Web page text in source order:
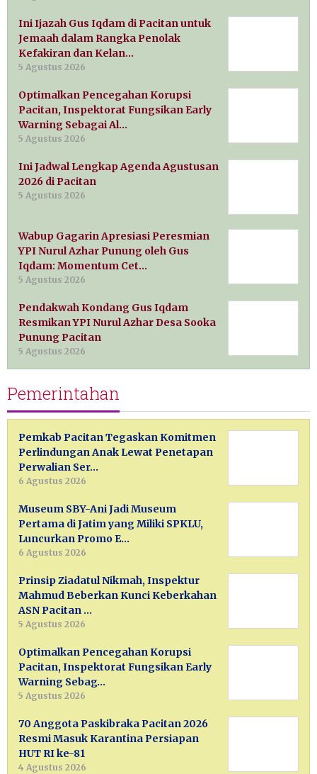
Ini Ijazah Gus Iqdam di Pacitan untuk
Jemaah dalam Rangka Penolak
Kefakiran dan Kelan…
5 Agustus 2026
Optimalkan Pencegahan Korupsi
Pacitan, Inspektorat Fungsikan Early
Warning Sebagai Al…
5 Agustus 2026
Ini Jadwal Lengkap Agenda Agustusan
2026 di Pacitan
5 Agustus 2026
Wabup Gagarin Apresiasi Peresmian
YPI Nurul Azhar Punung oleh Gus
Iqdam: Momentum Cet…
5 Agustus 2026
Pendakwah Kondang Gus Iqdam
Resmikan YPI Nurul Azhar Desa Sooka
Punung Pacitan
5 Agustus 2026
Pemerintahan
Pemkab Pacitan Tegaskan Komitmen
Perlindungan Anak Lewat Penetapan
Perwalian Ser…
6 Agustus 2026
Museum SBY-Ani Jadi Museum
Pertama di Jatim yang Miliki SPKLU,
Luncurkan Promo E…
6 Agustus 2026
Prinsip Ziadatul Nikmah, Inspektur
Mahmud Beberkan Kunci Keberkahan
ASN Pacitan …
5 Agustus 2026
Optimalkan Pencegahan Korupsi
Pacitan, Inspektorat Fungsikan Early
Warning Sebag…
5 Agustus 2026
70 Anggota Paskibraka Pacitan 2026
Resmi Masuk Karantina Persiapan
HUT RI ke-81
4 Agustus 2026